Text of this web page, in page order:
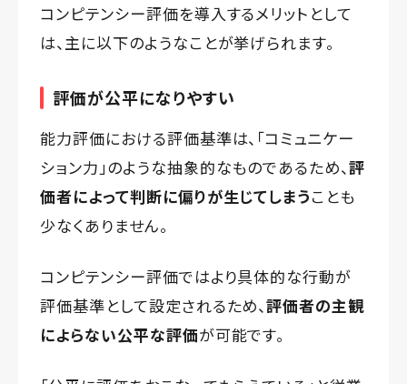
コンピテンシー評価を導入するメリットとして
は、主に以下のようなことが挙げられます。
評価が公平になりやすい
能力評価における評価基準は、「コミュニケー
ション力」のような抽象的なものであるため、評
価者によって判断に偏りが生じてしまうことも
少なくありません。
コンピテンシー評価ではより具体的な行動が
評価基準として設定されるため、評価者の主観
によらない公平な評価が可能です。